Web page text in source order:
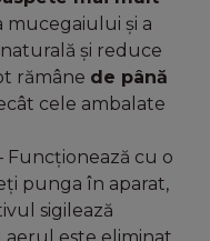
mucegaiului și a
și reduce
rămâne de până
cele ambalate
Funcționează cu o
punga în aparat,
sigilează